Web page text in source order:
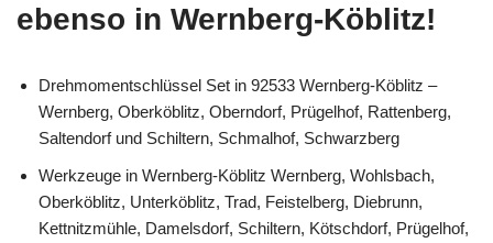
ebenso in Wernberg-Köblitz!
Drehmomentschlüssel Set in 92533 Wernberg-Köblitz –
Wernberg, Oberköblitz, Oberndorf, Prügelhof, Rattenberg,
Saltendorf und Schiltern, Schmalhof, Schwarzberg
Werkzeuge in Wernberg-Köblitz Wernberg, Wohlsbach,
Oberköblitz, Unterköblitz, Trad, Feistelberg, Diebrunn,
Kettnitzmühle, Damelsdorf, Schiltern, Kötschdorf, Prügelhof,